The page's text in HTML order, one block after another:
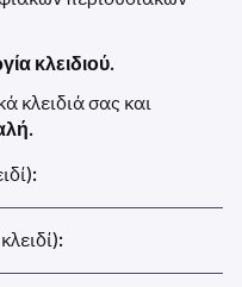
κλειδιού.
κλειδιά σας και
.